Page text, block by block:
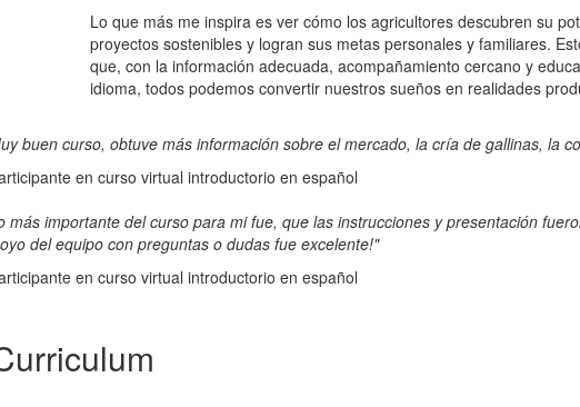
Lo que más me inspira es ver cómo los agricultores descubren su
proyectos sostenibles y logran sus metas personales y familiares.
que, con la información adecuada, acompañamiento cercano y
idioma, todos podemos convertir nuestros sueños en realidades
buen curso, obtuve más información sobre el mercado, la cría de gallinas, la
en curso virtual introductorio en español
más importante del curso para mi fue, que las instrucciones y presentación
del equipo con preguntas o dudas fue excelente!"
en curso virtual introductorio en español